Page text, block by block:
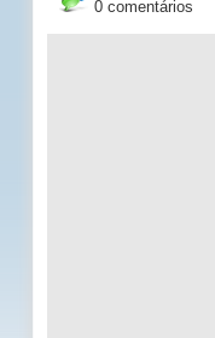
0 comentários